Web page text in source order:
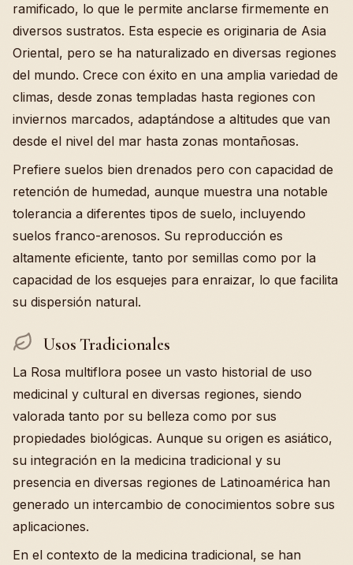
ramificado, lo que le permite anclarse firmemente en
diversos sustratos. Esta especie es originaria de Asia
Oriental, pero se ha naturalizado en diversas regiones
del mundo. Crece con éxito en una amplia variedad de
climas, desde zonas templadas hasta regiones con
inviernos marcados, adaptándose a altitudes que van
desde el nivel del mar hasta zonas montañosas.
Prefiere suelos bien drenados pero con capacidad de
retención de humedad, aunque muestra una notable
tolerancia a diferentes tipos de suelo, incluyendo
suelos franco-arenosos. Su reproducción es
altamente eficiente, tanto por semillas como por la
capacidad de los esquejes para enraizar, lo que facilita
su dispersión natural.
Usos Tradicionales
La Rosa multiflora posee un vasto historial de uso
medicinal y cultural en diversas regiones, siendo
valorada tanto por su belleza como por sus
propiedades biológicas. Aunque su origen es asiático,
su integración en la medicina tradicional y su
presencia en diversas regiones de Latinoamérica han
generado un intercambio de conocimientos sobre sus
aplicaciones.
En el contexto de la medicina tradicional, se han